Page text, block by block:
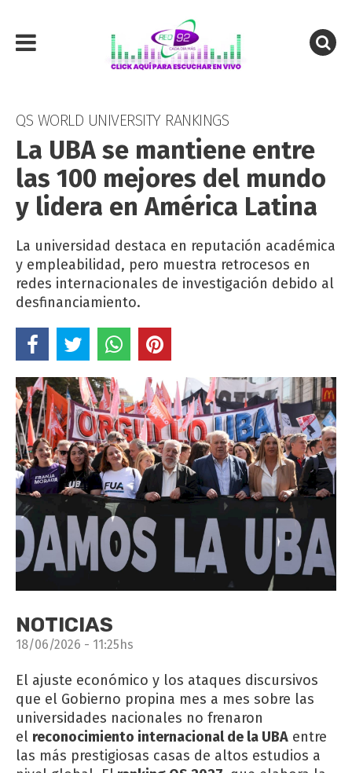
QS WORLD UNIVERSITY RANKINGS
La UBA se mantiene entre
las 100 mejores del mundo
y lidera en América Latina
La universidad destaca en reputación académica
y empleabilidad, pero muestra retrocesos en
redes internacionales de investigación debido al
desfinanciamiento.
NOTICIAS
18/06/2026 - 11:25hs
El ajuste económico y los ataques discursivos
que el Gobierno propina mes a mes sobre las
universidades nacionales no frenaron
el reconocimiento internacional de la UBA entre
las más prestigiosas casas de altos estudios a